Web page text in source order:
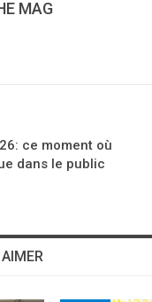
MAG
ce moment où
dans le public